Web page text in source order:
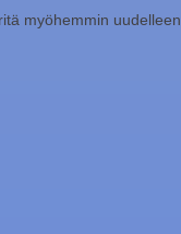
myöhemmin uudelleen.